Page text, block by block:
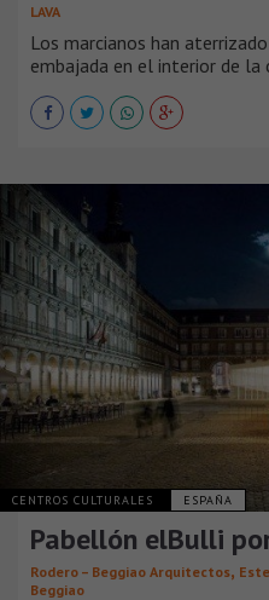
LAVA
Los marcianos han
embajada en el interior de la
CENTROS CULTURALES ESPAÑA
Pabellón elBulli
Rodero – Beggiao Arquitectos,
Beggiao